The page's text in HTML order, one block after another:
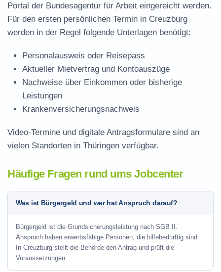
Portal der Bundesagentur für Arbeit eingereicht werden.
Für den ersten persönlichen Termin in Creuzburg
werden in der Regel folgende Unterlagen benötigt:
Personalausweis oder Reisepass
Aktueller Mietvertrag und Kontoauszüge
Nachweise über Einkommen oder bisherige
Leistungen
Krankenversicherungsnachweis
Video-Termine und digitale Antragsformulare sind an
vielen Standorten in Thüringen verfügbar.
Häufige Fragen rund ums Jobcenter
Was ist Bürgergeld und wer hat Anspruch darauf?
Bürgergeld ist die Grundsicherungsleistung nach SGB II.
Anspruch haben erwerbsfähige Personen, die hilfebedürftig sind.
In Creuzburg stellt die Behörde den Antrag und prüft die
Voraussetzungen.